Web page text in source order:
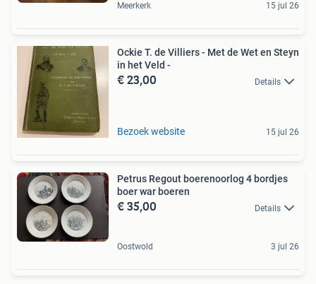
Meerkerk 15 jul 26
Ockie T. de Villiers - Met de Wet en Steyn
in het Veld -
€ 23,00 Details
Bezoek website 15 jul 26
Petrus Regout boerenoorlog 4 bordjes
boer war boeren
€ 35,00 Details
Oostwold 3 jul 26